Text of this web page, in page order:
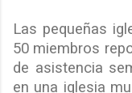
Las pequeñas
50 miembros
de asistencia
en una iglesia